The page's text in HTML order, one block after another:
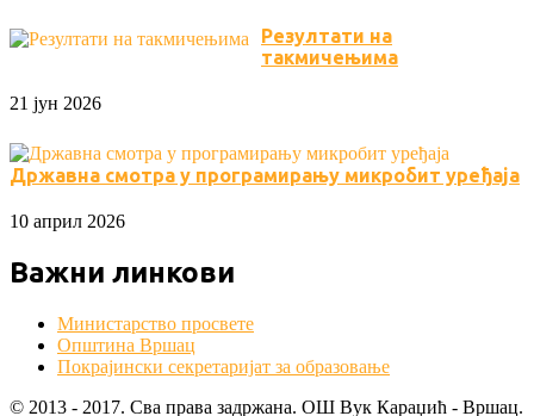
Резултати на
такмичењима
21 јун 2026
Државна смотра у програмирању микробит уређаја
10 април 2026
Важни линкови
Министарство просвете
Општина Вршац
Покрајински секретаријат за образовање
© 2013 - 2017. Сва права задржана. OШ Вук Караџић - Вршац.